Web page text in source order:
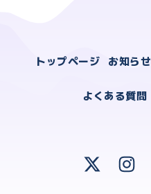
トップページ お知らせ
よくある質問